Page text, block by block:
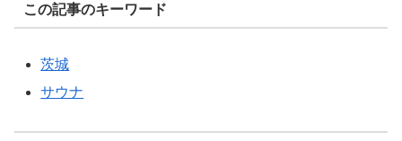
この記事のキーワード
茨城
サウナ